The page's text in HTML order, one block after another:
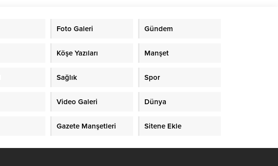
Foto Galeri Gündem
Köşe Yazıları Manşet
Sağlık Spor
Video Galeri Dünya
Gazete Manşetleri Sitene Ekle